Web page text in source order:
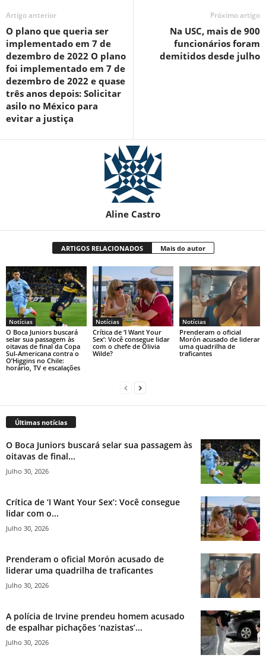
Artigo anterior
O plano que queria ser
implementado em 7 de
dezembro de 2022 O plano
foi implementado em 7 de
dezembro de 2022 e quase
três anos depois: Solicitar
asilo no México para
evitar a justiça
Próximo artigo
Na USC, mais de 900
funcionários foram
demitidos desde julho
Aline Castro
ARTIGOS RELACIONADOS Mais do autor
Notícias
O Boca Juniors buscará
selar sua passagem às
oitavas de final da Copa
Sul-Americana contra o
O’Higgins no Chile:
horário, TV e escalações
Notícias
Crítica de ‘I Want Your
Sex’: Você consegue lidar
com o chefe de Olivia
Wilde?
Notícias
Prenderam o oficial
Morón acusado de liderar
uma quadrilha de
traficantes
Últimas notícias
O Boca Juniors buscará selar sua passagem às
oitavas de final...
Julho 30, 2026
Crítica de ‘I Want Your Sex’: Você consegue
lidar com o...
Julho 30, 2026
Prenderam o oficial Morón acusado de
liderar uma quadrilha de traficantes
Julho 30, 2026
A polícia de Irvine prendeu homem acusado
de espalhar pichações ‘nazistas’...
Julho 30, 2026